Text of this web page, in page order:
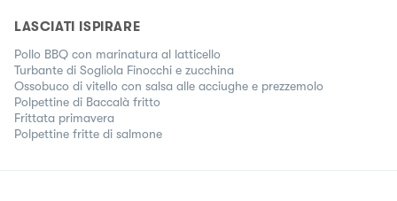
LASCIATI ISPIRARE
Pollo BBQ con marinatura al latticello
Turbante di Sogliola Finocchi e zucchina
Ossobuco di vitello con salsa alle acciughe e prezzemolo
Polpettine di Baccalà fritto
Frittata primavera
Polpettine fritte di salmone